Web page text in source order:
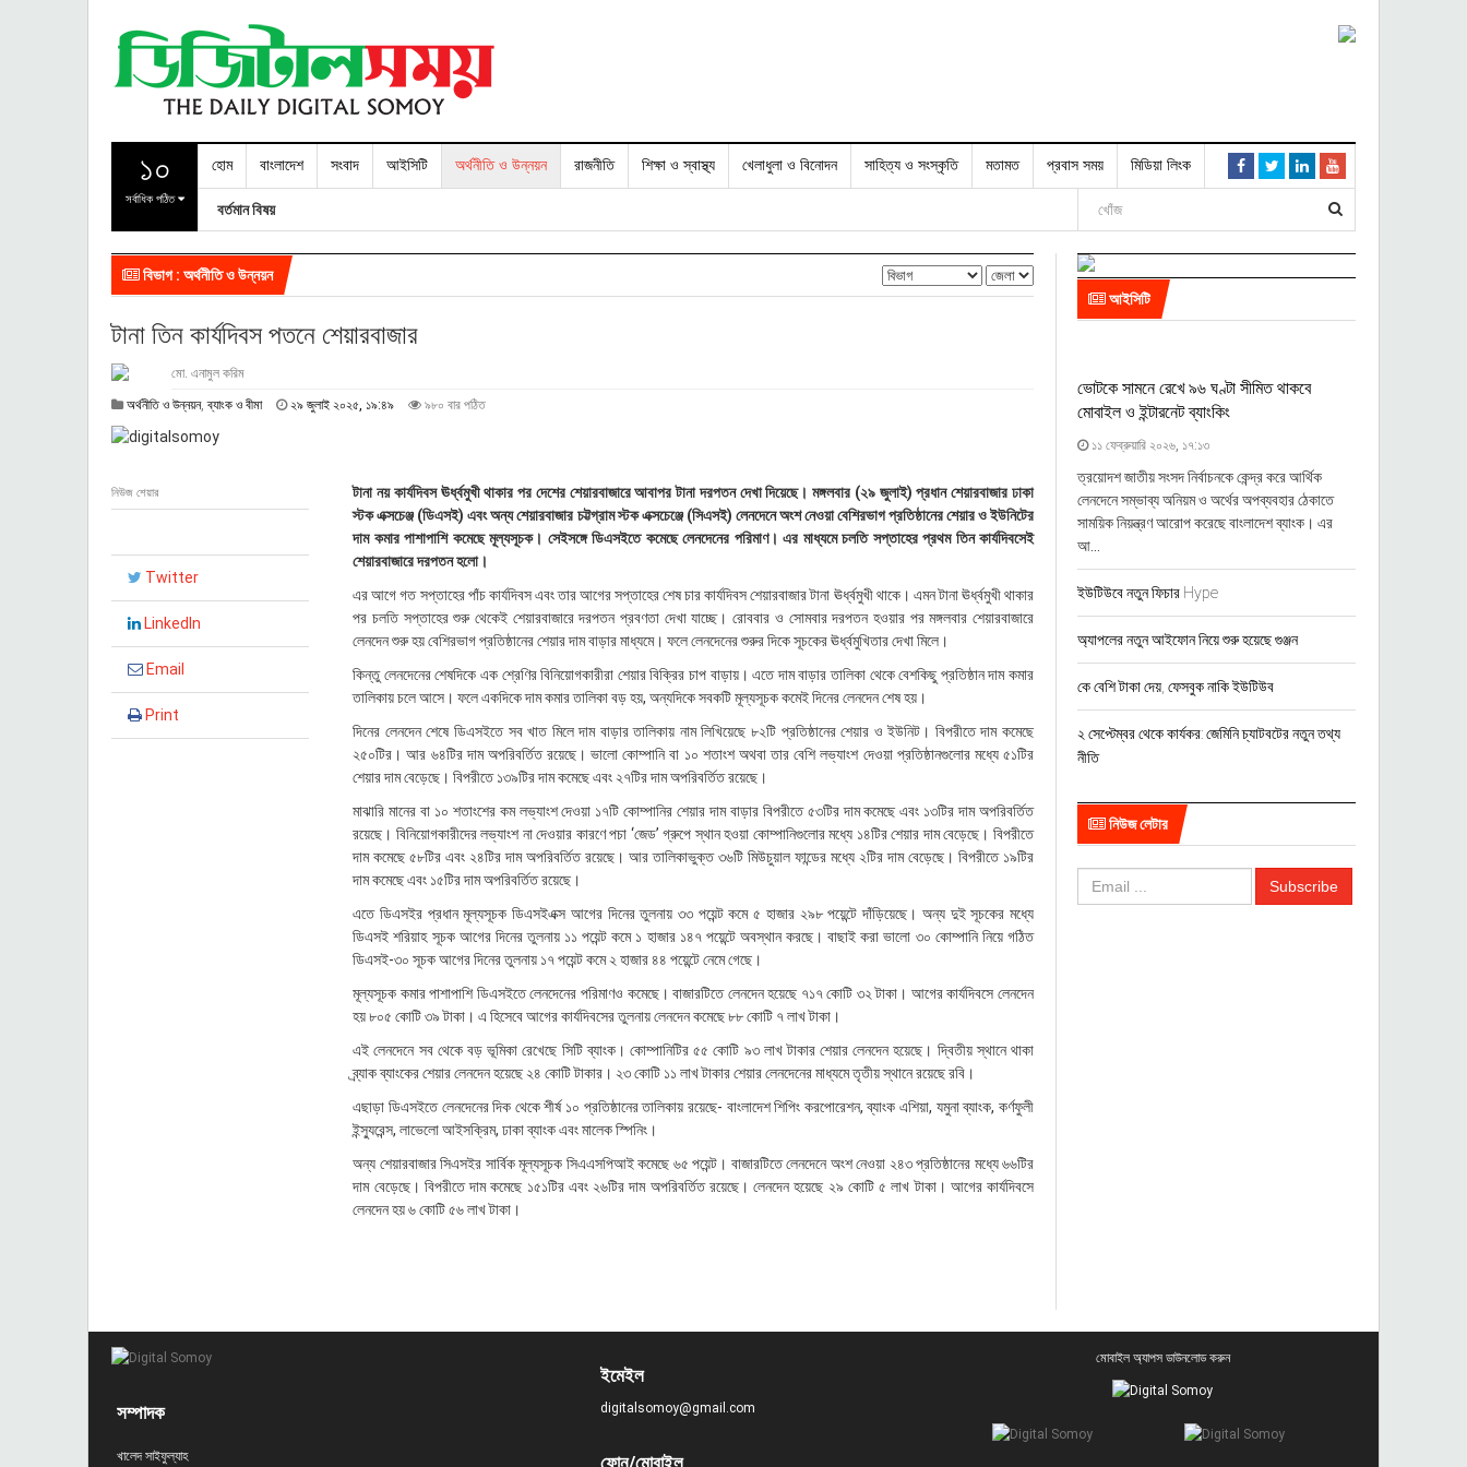
১০
সর্বাধিক পঠিত
হোম বাংলাদেশ সংবাদ আইসিটি অর্থনীতি ও উন্নয়ন রাজনীতি শিক্ষা ও স্বাস্থ্য খেলাধুলা ও বিনোদন সাহিত্য ও সংস্কৃতি মতামত প্রবাস সময় মিডিয়া লিংক
বর্তমান বিষয়
বিভাগ : অর্থনীতি ও উন্নয়ন
টানা তিন কার্যদিবস পতনে শেয়ারবাজার
মো. এনামুল করিম
অর্থনীতি ও উন্নয়ন,ব্যাংক ও বীমা ২৯ জুলাই ২০২৫, ১৯:৪৯
২
০
২
৫
৯
:
৯
৯৮০ বার পঠিত
টানা নয় কার্যদিবস ঊর্ধ্বমুখী থাকার পর দেশের শেয়ারবাজারে আবাপর টানা দরপতন দেখা দিয়েছে। মঙ্গলবার (২৯ জুলাই) প্রধান শেয়ারবাজার ঢাকা
স্টক এক্সচেঞ্জ (ডিএসই) এবং অন্য শেয়ারবাজার চট্টগ্রাম স্টক এক্সচেঞ্জে (সিএসই) লেনদেনে অংশ নেওয়া বেশিরভাগ প্রতিষ্ঠানের শেয়ার ও ইউনিটের
দাম কমার পাশাপাশি কমেছে মূল্যসূচক। সেইসঙ্গে ডিএসইতে কমেছে লেনদেনের পরিমাণ। এর মাধ্যমে চলতি সপ্তাহের প্রথম তিন কার্যদিবসেই
শেয়ারবাজারে দরপতন হলো।
এর আগে গত সপ্তাহের পাঁচ কার্যদিবস এবং তার আগের সপ্তাহের শেষ চার কার্যদিবস শেয়ারবাজার টানা ঊর্ধ্বমুখী থাকে। এমন টানা ঊর্ধ্বমুখী থাকার
পর চলতি সপ্তাহের শুরু থেকেই শেয়ারবাজারে দরপতন প্রবণতা দেখা যাচ্ছে। রোববার ও সোমবার দরপতন হওয়ার পর মঙ্গলবার শেয়ারবাজারে
লেনদেন শুরু হয় বেশিরভাগ প্রতিষ্ঠানের শেয়ার দাম বাড়ার মাধ্যমে। ফলে লেনদেনের শুরুর দিকে সূচকের ঊর্ধ্বমুখিতার দেখা মিলে।
কিন্তু লেনদেনের শেষদিকে এক শ্রেণির বিনিয়োগকারীরা শেয়ার বিক্রির চাপ বাড়ায়। এতে দাম বাড়ার তালিকা থেকে বেশকিছু প্রতিষ্ঠান দাম কমার
তালিকায় চলে আসে। ফলে একদিকে দাম কমার তালিকা বড় হয়, অন্যদিকে সবকটি মূল্যসূচক কমেই দিনের লেনদেন শেষ হয়।
দিনের লেনদেন শেষে ডিএসইতে সব খাত মিলে দাম বাড়ার তালিকায় নাম লিখিয়েছে ৮২টি প্রতিষ্ঠানের শেয়ার ও ইউনিট। বিপরীতে দাম কমেছে
২৫০টির। আর ৬৪টির দাম অপরিবর্তিত রয়েছে। ভালো কোম্পানি বা ১০ শতাংশ অথবা তার বেশি লভ্যাংশ দেওয়া প্রতিষ্ঠানগুলোর মধ্যে ৫১টির
শেয়ার দাম বেড়েছে। বিপরীতে ১৩৯টির দাম কমেছে এবং ২৭টির দাম অপরিবর্তিত রয়েছে।
মাঝারি মানের বা ১০ শতাংশের কম লভ্যাংশ দেওয়া ১৭টি কোম্পানির শেয়ার দাম বাড়ার বিপরীতে ৫৩টির দাম কমেছে এবং ১৩টির দাম অপরিবর্তিত
রয়েছে। বিনিয়োগকারীদের লভ্যাংশ না দেওয়ার কারণে পচা ‘জেড’ গ্রুপে স্থান হওয়া কোম্পানিগুলোর মধ্যে ১৪টির শেয়ার দাম বেড়েছে। বিপরীতে
দাম কমেছে ৫৮টির এবং ২৪টির দাম অপরিবর্তিত রয়েছে। আর তালিকাভুক্ত ৩৬টি মিউচুয়াল ফান্ডের মধ্যে ২টির দাম বেড়েছে। বিপরীতে ১৯টির
দাম কমেছে এবং ১৫টির দাম অপরিবর্তিত রয়েছে।
এতে ডিএসইর প্রধান মূল্যসূচক ডিএসইএক্স আগের দিনের তুলনায় ৩৩ পয়েন্ট কমে ৫ হাজার ২৯৮ পয়েন্টে দাঁড়িয়েছে। অন্য দুই সূচকের মধ্যে
ডিএসই শরিয়াহ সূচক আগের দিনের তুলনায় ১১ পয়েন্ট কমে ১ হাজার ১৪৭ পয়েন্টে অবস্থান করছে। বাছাই করা ভালো ৩০ কোম্পানি নিয়ে গঠিত
ডিএসই-৩০ সূচক আগের দিনের তুলনায় ১৭ পয়েন্ট কমে ২ হাজার ৪৪ পয়েন্টে নেমে গেছে।
মূল্যসূচক কমার পাশাপাশি ডিএসইতে লেনদেনের পরিমাণও কমেছে। বাজারটিতে লেনদেন হয়েছে ৭১৭ কোটি ৩২ টাকা। আগের কার্যদিবসে লেনদেন
হয় ৮০৫ কোটি ৩৯ টাকা। এ হিসেবে আগের কার্যদিবসের তুলনায় লেনদেন কমেছে ৮৮ কোটি ৭ লাখ টাকা।
এই লেনদেনে সব থেকে বড় ভূমিকা রেখেছে সিটি ব্যাংক। কোম্পানিটির ৫৫ কোটি ৯৩ লাখ টাকার শেয়ার লেনদেন হয়েছে। দ্বিতীয় স্থানে থাকা
ব্র্যাক ব্যাংকের শেয়ার লেনদেন হয়েছে ২৪ কোটি টাকার। ২৩ কোটি ১১ লাখ টাকার শেয়ার লেনদেনের মাধ্যমে তৃতীয় স্থানে রয়েছে রবি।
এছাড়া ডিএসইতে লেনদেনের দিক থেকে শীর্ষ ১০ প্রতিষ্ঠানের তালিকায় রয়েছে- বাংলাদেশ শিপিং করপোরেশন, ব্যাংক এশিয়া, যমুনা ব্যাংক, কর্ণফুলী
ইন্স্যুরেন্স, লাভেলো আইসক্রিম, ঢাকা ব্যাংক এবং মালেক স্পিনিং।
অন্য শেয়ারবাজার সিএসইর সার্বিক মূল্যসূচক সিএএসপিআই কমেছে ৬৫ পয়েন্ট। বাজারটিতে লেনদেনে অংশ নেওয়া ২৪৩ প্রতিষ্ঠানের মধ্যে ৬৬টির
দাম বেড়েছে। বিপরীতে দাম কমেছে ১৫১টির এবং ২৬টির দাম অপরিবর্তিত রয়েছে। লেনদেন হয়েছে ২৯ কোটি ৫ লাখ টাকা। আগের কার্যদিবসে
লেনদেন হয় ৬ কোটি ৫৬ লাখ টাকা।
নিউজ শেয়ার
Twitter
LinkedIn
Email
Print
আইসিটি
ভোটকে সামনে রেখে ৯৬ ঘণ্টা সীমিত থাকবে
মোবাইল ও ইন্টারনেট ব্যাংকিং
১১ ফেব্রুয়ারি ২০২৬, ১৭:১৩
ত্রয়োদশ জাতীয় সংসদ নির্বাচনকে কেন্দ্র করে আর্থিক
লেনদেনে সম্ভাব্য অনিয়ম ও অর্থের অপব্যবহার ঠেকাতে
সাময়িক নিয়ন্ত্রণ আরোপ করেছে বাংলাদেশ ব্যাংক। এর
আ...
ইউটিউবে নতুন ফিচার Hype
অ্যাপলের নতুন আইফোন নিয়ে শুরু হয়েছে গুঞ্জন
কে বেশি টাকা দেয়, ফেসবুক নাকি ইউটিউব
২ সেপ্টেম্বর থেকে কার্যকর: জেমিনি চ্যাটবটের নতুন তথ্য
নীতি
নিউজ লেটার
সম্পাদক
খালেদ সাইফুল্যাহ
ইমেইল
digitalsomoy@gmail.com
ফোন/মোবাইল
মোবাইল অ্যাপস ডাউনলোড করুন